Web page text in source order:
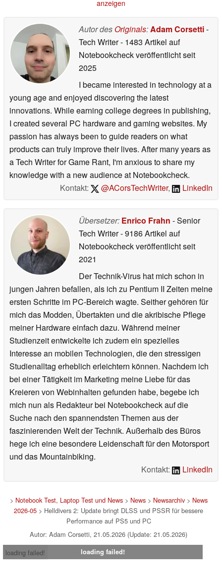
anzeigen
Autor des Originals:Adam Corsetti-
Tech Writer- 1483 Artikel auf
Notebookcheck veröffentlichtseit
2025
I became interested in technology at a
young age and enjoyed discovering the latest
innovations. While earning college degrees in publishing,
I created several PC hardware and gaming websites. My
passion has always been to guide readers on what
products can truly improve their lives. After many years as
a Tech Writer for Game Rant, I'm anxious to share my
knowledge with a new audience at Notebookcheck.
Kontakt:
@ACorsTechWriter, LinkedIn
Übersetzer: Enrico Frahn - Senior
Tech Writer- 9186 Artikel auf
Notebookcheck veröffentlichtseit
2021
Der Technik-Virus hat mich schon in
jungen Jahren befallen, als ich zu Pentium II Zeiten meine
ersten Schritte im PC-Bereich wagte. Seither gehören für
mich das Modden, Übertakten und die akribische Pflege
meiner Hardware einfach dazu. Während meiner
Studienzeit entwickelte ich zudem ein spezielles
Interesse an mobilen Technologien, die den stressigen
Studienalltag erheblich erleichtern können. Nachdem ich
bei einer Tätigkeit im Marketing meine Liebe für das
Kreieren von Webinhalten gefunden habe, begebe ich
mich nun als Redakteur bei Notebookcheck auf die
Suche nach den spannendsten Themen aus der
faszinierenden Welt der Technik. Außerhalb des Büros
hege ich eine besondere Leidenschaft für den Motorsport
und das Mountainbiking.
Kontakt:
LinkedIn
> Notebook Test, Laptop Test und News> News> Newsarchiv> News
2026-05 > Helldivers 2: Update bringt DLSS und PSSR für bessere
Performance auf PS5 und PC
Autor: Adam Corsetti, 21.05.2026 (Update: 21.05.2026)
loading failed!
loading failed!